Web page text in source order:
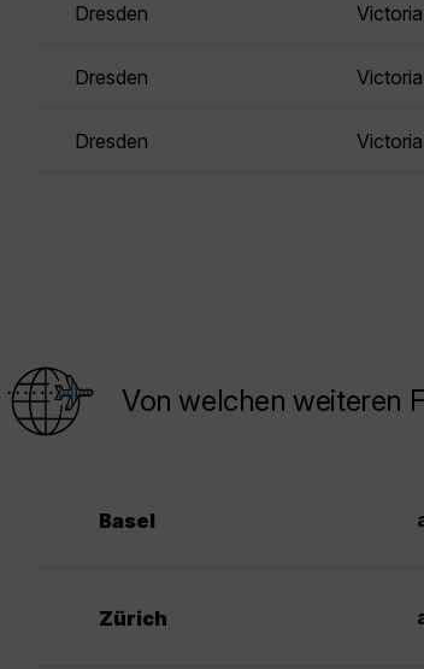
Dresden Victoria
Dresden Victoria
Dresden Victoria
Von welchen weiteren
Basel
Zürich